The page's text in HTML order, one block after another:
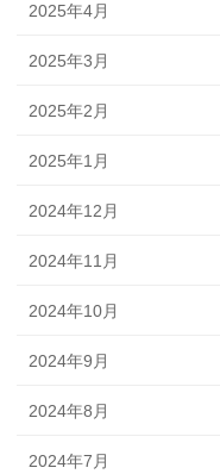
2025年4月
2025年3月
2025年2月
2025年1月
2024年12月
2024年11月
2024年10月
2024年9月
2024年8月
2024年7月